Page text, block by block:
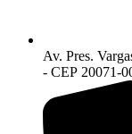
Av. Pres.
- CEP 20071-